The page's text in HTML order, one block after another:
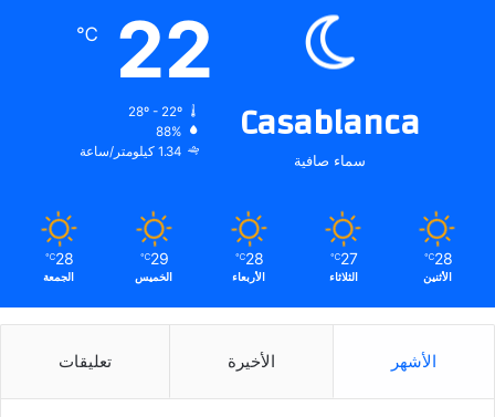
Casablanca
سماء صافية
22
℃
28º - 22º
88%
1.34 كيلومتر/ساعة
28
℃
الأثنين
27
℃
الثلاثاء
28
℃
الأربعاء
29
℃
الخميس
28
℃
الجمعة
الأشهر الأخيرة تعليقات